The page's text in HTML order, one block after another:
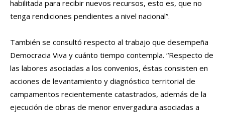
habilitada para recibir nuevos recursos, esto es, que no
tenga rendiciones pendientes a nivel nacional”.
También se consultó respecto al trabajo que desempeña
Democracia Viva y cuánto tiempo contempla. “Respecto de
las labores asociadas a los convenios, éstas consisten en
acciones de levantamiento y diagnóstico territorial de
campamentos recientemente catastrados, además de la
ejecución de obras de menor envergadura asociadas a